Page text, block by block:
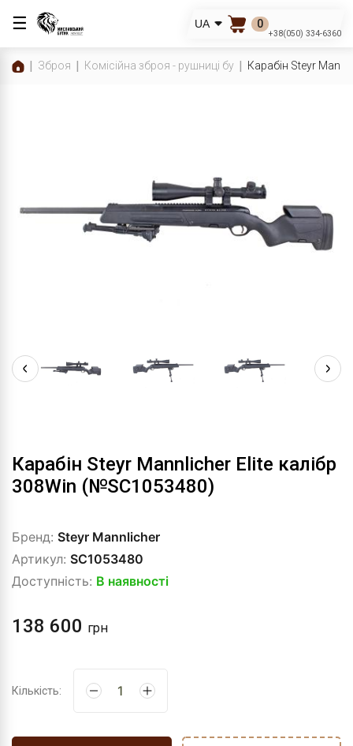
☰ UA 0
+38(050) 334-6360
Зброя Комісійна зброя - рушниці бу Карабін Steyr
Карабін Steyr Mannlicher Elite калібр
308Win (№SC1053480)
Бренд: Steyr Mannlicher
Артикул: SC1053480
Доступність: В наявності
138 600 грн
Кількість: